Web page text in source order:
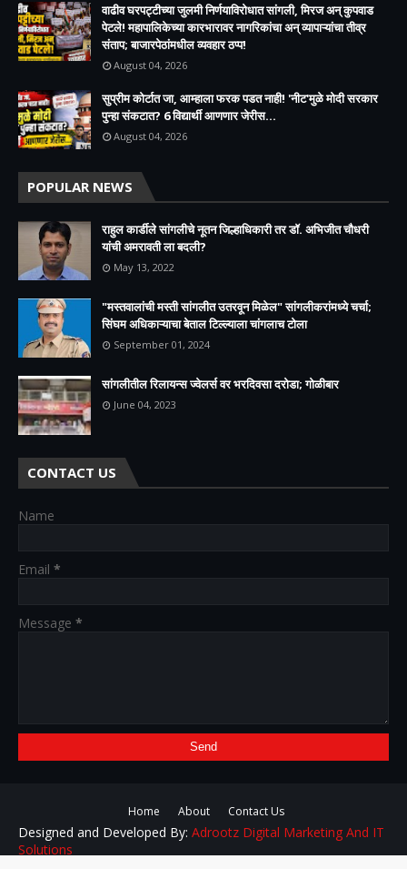
वाढीव घरपट्टीच्या जुलमी निर्णयाविरोधात सांगली, मिरज अन् कुपवाड
पेटले! महापालिकेच्या कारभारावर नागरिकांचा अन् व्यापाऱ्यांचा तीव्र
संताप; बाजारपेठांमधील व्यवहार ठप्प!​
August 04, 2026
सुप्रीम कोर्टात जा, आम्हाला फरक पडत नाही! 'नीट'मुळे मोदी सरकार
पुन्हा संकटात? 6 विद्यार्थी आणणार जेरीस...
August 04, 2026
POPULAR NEWS
राहुल कार्डीले सांगलीचे नूतन जिल्हाधिकारी तर डॉ. अभिजीत चौधरी
यांची अमरावती ला बदली?
May 13, 2022
"मस्तवालांची मस्ती सांगलीत उतरवून मिळेल" सांगलीकरांमध्ये चर्चा;
सिंघम अधिकाऱ्याचा बेताल टिल्ल्याला चांगलाच टोला
September 01, 2024
सांगलीतील रिलायन्स ज्वेलर्स वर भरदिवसा दरोडा; गोळीबार
June 04, 2023
CONTACT US
Name
Email *
Message *
Home About Contact Us
Designed and Developed By: Adrootz Digital Marketing And IT
Solutions